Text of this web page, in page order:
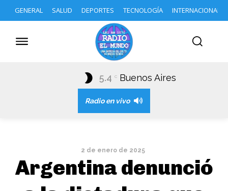
GENERAL SALUD DEPORTES TECNOLOGÍA INTERNACIONAL
5.4 C Buenos Aires
Radio en vivo
2 de enero de 2025
Argentina denunció